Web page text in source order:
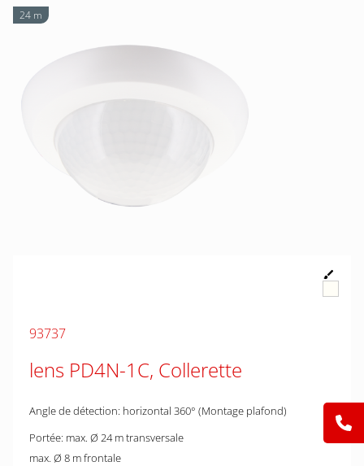
24 m
93737
lens PD4N-1C, Collerette
Angle de détection: horizontal 360° (Montage plafond)
Portée: max. Ø 24 m transversale
max. Ø 8 m frontale